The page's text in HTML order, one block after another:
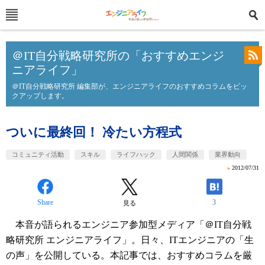
＠IT自分戦略研究所の「おすすめエンジ
ニアライフ」
＠IT自分戦略研究所 編集部が、エンジニアライフのおすすめコラムをピッ
クアップします。
ついに最終回！ 冷たい方程式
コミュニティ活動 スキル ライフハック 人間関係 業界動向
» 2012/07/31
Share 見る 3
本音が語られるエンジニア参加型メディア「＠IT自分戦
略研究所 エンジニアライフ」。日々、ITエンジニアの「生
の声」を公開している。本記事では、おすすめコラムを厳